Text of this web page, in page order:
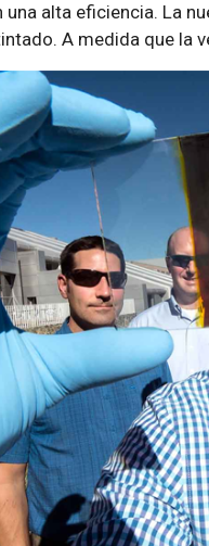
alta eficiencia. La
A medida que la